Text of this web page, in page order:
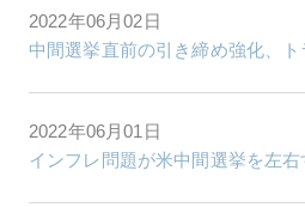
2022年06月02日
中間選挙直前の引き締め強化、ト
2022年06月01日
インフレ問題が米中間選挙を左右